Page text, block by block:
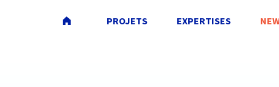
PROJETS EXPERTISES